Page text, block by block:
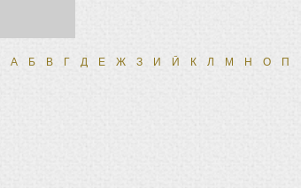
А Б В Г Д Е Ж З И Й К Л М Н О П